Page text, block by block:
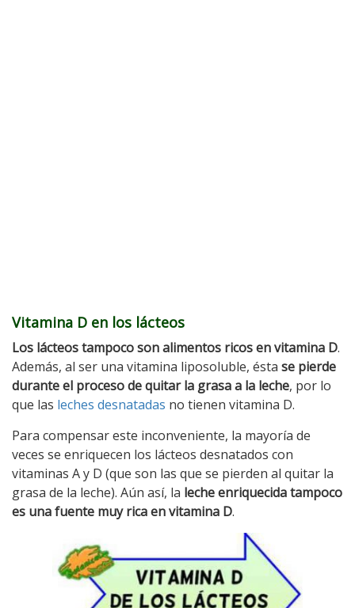
Vitamina D en los lácteos
Los lácteos tampoco son alimentos ricos en vitamina D.
Además, al ser una vitamina liposoluble, ésta se pierde
durante el proceso de quitar la grasa a la leche, por lo
que las leches desnatadas no tienen vitamina D.
Para compensar este inconveniente, la mayoría de
veces se enriquecen los lácteos desnatados con
vitaminas A y D (que son las que se pierden al quitar la
grasa de la leche). Aún así, la leche enriquecida tampoco
es una fuente muy rica en vitamina D.